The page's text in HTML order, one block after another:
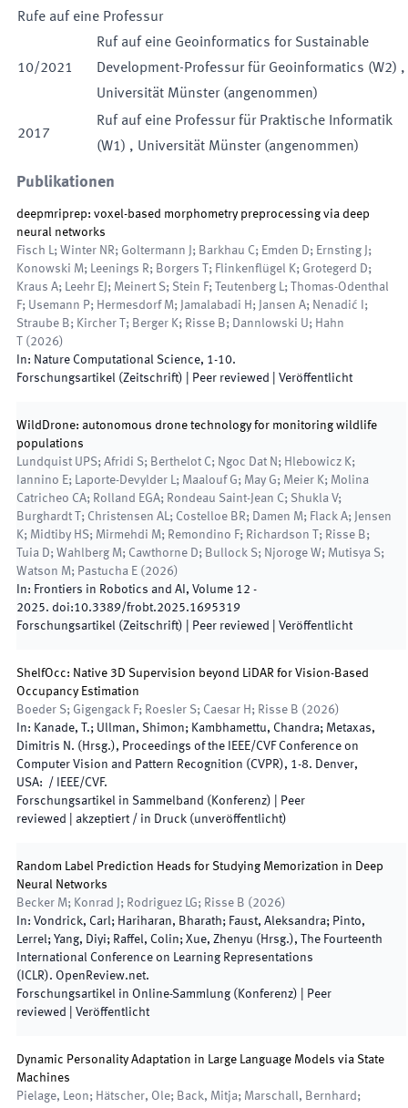
Rufe auf eine Professur
10/2021
Ruf auf eine Geoinformatics for Sustainable
Development-Professur für Geoinformatics (W2) ,
Universität Münster(angenommen)
2017
Ruf auf eine Professur für Praktische Informatik
(W1) , Universität Münster(angenommen)
Publikationen
deepmriprep: voxel-based morphometry preprocessing via deep
neural networks
Fisch L; Winter NR; Goltermann J; Barkhau C; Emden D; Ernsting J;
Konowski M; Leenings R; Borgers T; Flinkenflügel K; Grotegerd D;
Kraus A; Leehr EJ; Meinert S; Stein F; Teutenberg L; Thomas-Odenthal
F; Usemann P; Hermesdorf M; Jamalabadi H; Jansen A; Nenadić I;
Straube B; Kircher T; Berger K; Risse B; Dannlowski U; Hahn
( 2026)
In: Nature Computational Science, 1-10.
Forschungsartikel (Zeitschrift) | Peer reviewed Veröffentlicht
WildDrone: autonomous drone technology for monitoring wildlife
populations
Lundquist UPS; Afridi S; Berthelot C; Ngoc Dat N; Hlebowicz K;
Iannino E; Laporte-Devylder L; Maalouf G; May G; Meier K; Molina
Catricheo CA; Rolland EGA; Rondeau Saint-Jean C; Shukla V;
Burghardt T; Christensen AL; Costelloe BR; Damen M; Flack A; Jensen
K; Midtiby HS; Mirmehdi M; Remondino F; Richardson T; Risse B;
Tuia D; Wahlberg M; Cawthorne D; Bullock S; Njoroge W; Mutisya S;
Watson M; Pastucha E ( 2026)
In: Frontiers in Robotics and AI , Volume 12 -
2025. doi:10.3389/frobt.2025.1695319
Forschungsartikel (Zeitschrift) | Peer reviewed Veröffentlicht
ShelfOcc: Native 3D Supervision beyond LiDAR for Vision-Based
Occupancy Estimation
Boeder S; Gigengack F; Roesler S; Caesar H; Risse B ( 2026)
In: Kanade, T.; Ullman, Shimon; Kambhamettu, Chandra; Metaxas,
Dimitris N. ( Hrsg.), Proceedings of the IEEE/CVF Conference on
Computer Vision and Pattern Recognition (CVPR), 1-8. Denver,
USA: / IEEE/CVF.
Forschungsartikel in Sammelband (Konferenz) | Peer
reviewed
akzeptiert / in Druck (unveröffentlicht)
Random Label Prediction Heads for Studying Memorization in Deep
Neural Networks
Becker M; Konrad J; Rodriguez LG; Risse B ( 2026)
In: Vondrick, Carl; Hariharan, Bharath; Faust, Aleksandra; Pinto,
Lerrel; Yang, Diyi; Raffel, Colin; Xue, Zhenyu ( Hrsg.),
The Fourteenth
International Conference on Learning Representations
(ICLR). OpenReview.net.
Forschungsartikel in Online-Sammlung (Konferenz) | Peer
reviewed
Veröffentlicht
Dynamic Personality Adaptation in Large Language Models via State
Machines
Pielage, Leon; Hätscher, Ole; Back, Mitja; Marschall, Bernhard;